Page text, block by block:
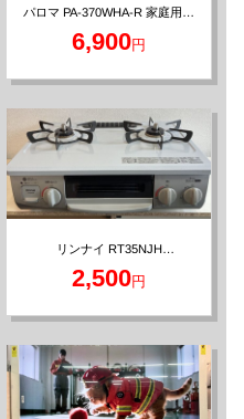
パロマ PA-370WHA-R 家庭用ガ
6,900円
リンナイ RT35NJH
ロ
2,500円